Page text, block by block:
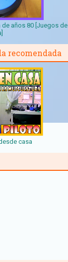
años 80 [Juegos de
recomendada
casa